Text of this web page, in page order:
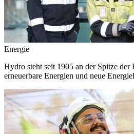
Energie
Hydro steht seit 1905 an der Spitze
erneuerbare Energien und neue